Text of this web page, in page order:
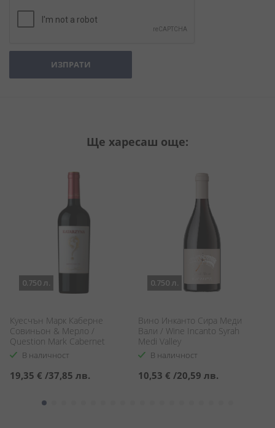
ИЗПРАТИ
Ще харесаш още:
0.750 л.
Куесчън Марк Каберне
Совиньон & Мерло /
Question Mark Cabernet
Sauvignon & Merlot
В наличност
19,35 € /37,85 лв.
0.750 л.
Вино Инканто Сира Меди
Вали / Wine Incanto Syrah
Medi Valley
В наличност
10,53 € /20,59 лв.